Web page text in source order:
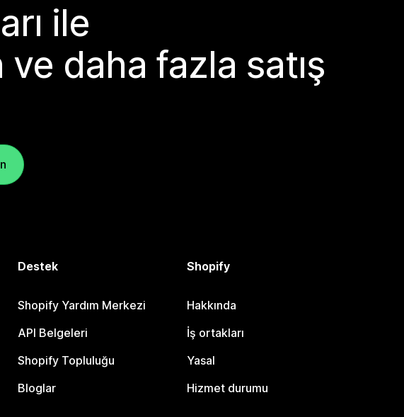
ile
daha fazla satış
Destek
Shopify Yardım Merkezi
API Belgeleri
Shopify Topluluğu
Bloglar
Shopify
Hakkında
İş ortakları
Yasal
Hizmet durumu